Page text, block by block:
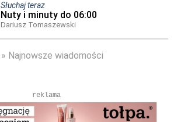
Słuchaj teraz
Nuty i minuty do 06:00
Dariusz Tomaszewski
Najnowsze wiadomości
reklama